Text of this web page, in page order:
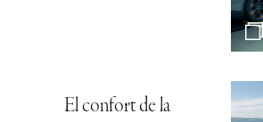
El confort de la